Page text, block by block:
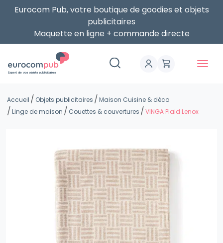
Eurocom Pub, votre boutique de goodies et objets
publicitaires
Maquette en ligne + commande directe
Expert de vos objets publicitaires
Accueil Objets publicitaires
Maison Cuisine & déco
Linge de maison
Couettes & couvertures VINGA Plaid Lenox